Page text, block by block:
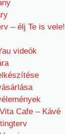
– élj Te is vele!
videók
Cafe – Kávé